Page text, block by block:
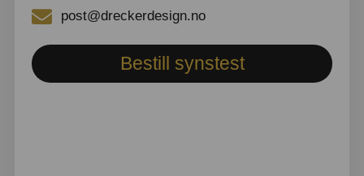
post@dreckerdesign.no
Bestill synstest